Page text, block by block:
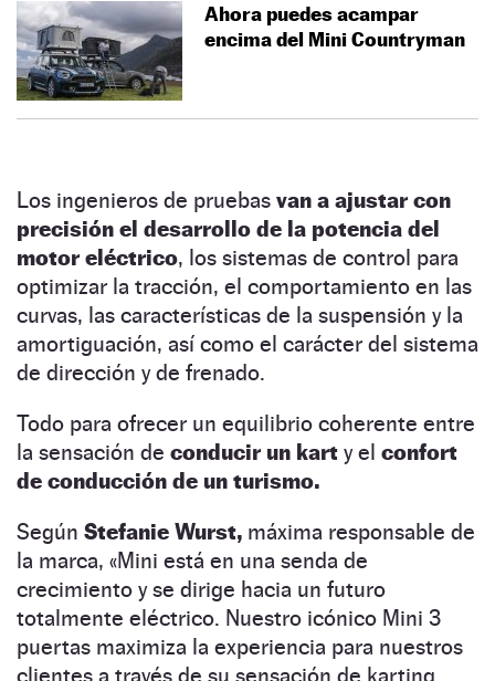
Ahora puedes acampar
encima del Mini Countryman
Los ingenieros de pruebas van a ajustar con
precisión el desarrollo de la potencia del
motor eléctrico, los sistemas de control para
optimizar la tracción, el comportamiento en las
curvas, las características de la suspensión y la
amortiguación, así como el carácter del sistema
de dirección y de frenado.
Todo para ofrecer un equilibrio coherente entre
la sensación de conducir un kart y el confort
de conducción de un turismo.
Según Stefanie Wurst, máxima responsable de
la marca, «Mini está en una senda de
crecimiento y se dirige hacia un futuro
totalmente eléctrico. Nuestro icónico Mini 3
puertas maximiza la experiencia para nuestros
clientes a través de su sensación de karting